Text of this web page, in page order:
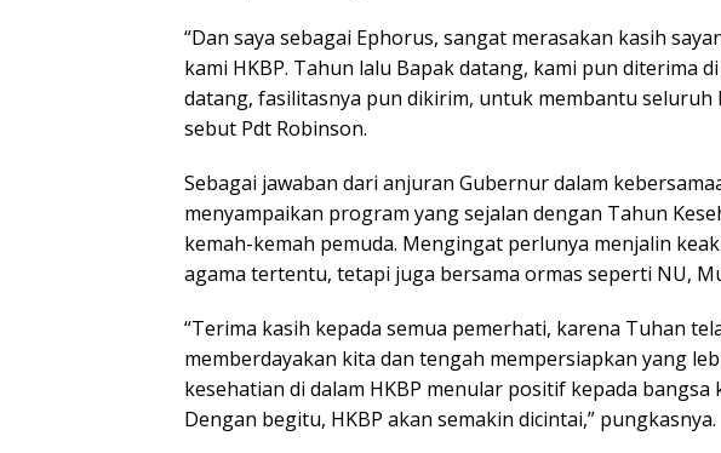
“Dan saya sebagai Ephorus, sangat merasakan kasih
kami HKBP. Tahun lalu Bapak datang, kami pun diterima
datang, fasilitasnya pun dikirim, untuk membantu seluruh
sebut Pdt Robinson.
Sebagai jawaban dari anjuran Gubernur dalam
menyampaikan program yang sejalan dengan Tahun
kemah-kemah pemuda. Mengingat perlunya menjalin
agama tertentu, tetapi juga bersama ormas seperti NU,
“Terima kasih kepada semua pemerhati, karena Tuhan
memberdayakan kita dan tengah mempersiapkan yang
kesehatian di dalam HKBP menular positif kepada
Dengan begitu, HKBP akan semakin dicintai,” pungkasnya.